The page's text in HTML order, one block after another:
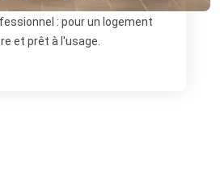
: pour un logement
et prêt à l'usage.